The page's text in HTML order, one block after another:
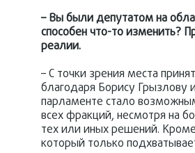
– Вы были депутатом на
способен что-то изменить?
реалии.
– С точки зрения места
благодаря Борису
парламенте стало
всех фракций, несмотря на
тех или иных решений.
который только